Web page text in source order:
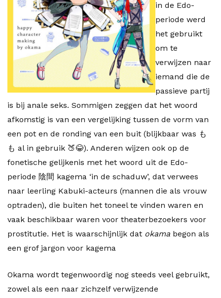
in de Edo-
periode werd
het gebruikt
om te
verwijzen naar
iemand die de
passieve partij
is bij anale seks. Sommigen zeggen dat het woord
afkomstig is van een vergelijking tussen de vorm van
een pot en de ronding van een buit (blijkbaar was も
も al in gebruik 🍑😂). Anderen wijzen ook op de
fonetische gelijkenis met het woord uit de Edo-
periode 陰間 kagema ‘in de schaduw’, dat verwees
naar leerling Kabuki-acteurs (mannen die als vrouw
optraden), die buiten het toneel te vinden waren en
vaak beschikbaar waren voor theaterbezoekers voor
prostitutie. Het is waarschijnlijk dat okama begon als
een grof jargon voor kagema
Okama wordt tegenwoordig nog steeds veel gebruikt,
zowel als een naar zichzelf verwijzende